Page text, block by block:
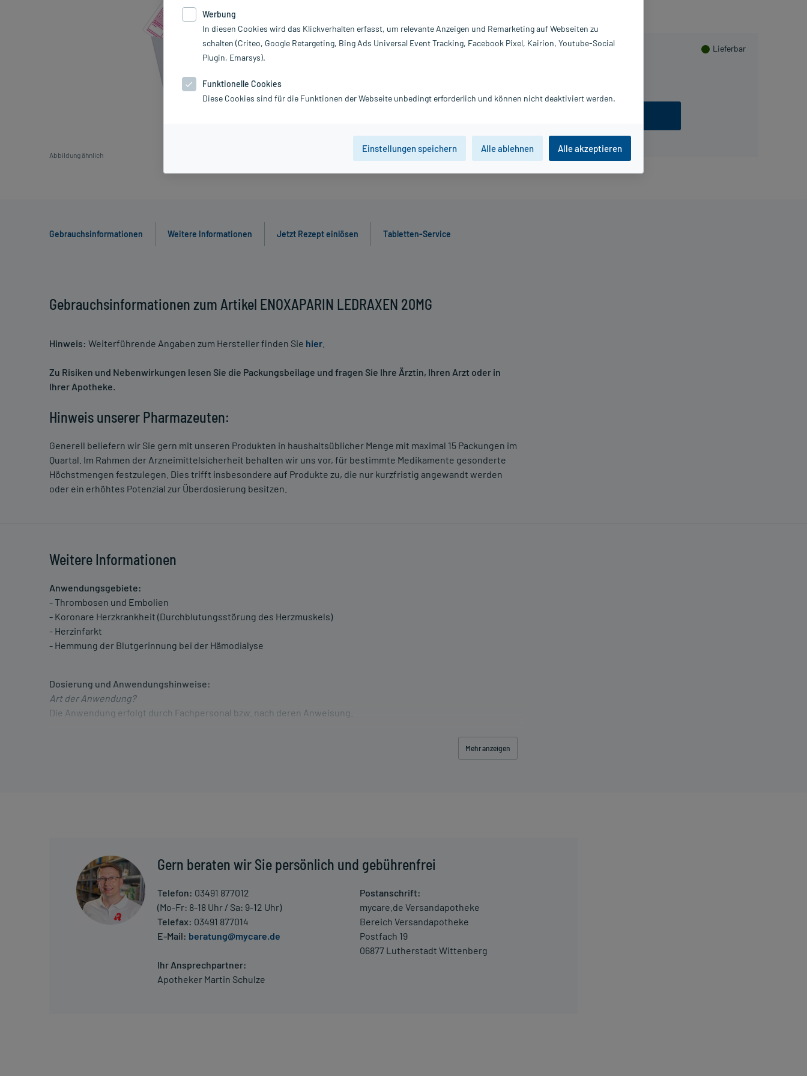
Abbildung ähnlich
Lieferbar
Gebrauchsinformationen Weitere Informationen Jetzt Rezept einlösen Tabletten-Service
Gebrauchsinformationen zum Artikel ENOXAPARIN LEDRAXEN 20MG
Hinweis: Weiterführende Angaben zum Hersteller finden Sie hier
Zu Risiken und Nebenwirkungen lesen Sie die Packungsbeilage und fragen Sie Ihre Ärztin, Ihren Arzt oder in
Ihrer Apotheke.
Hinweis unserer Pharmazeuten:
Generell beliefern wir Sie gern mit unseren Produkten in haushaltsüblicher Menge mit maximal 15 Packungen im
Quartal. Im Rahmen der Arzneimittelsicherheit behalten wir uns vor, für bestimmte Medikamente gesonderte
Höchstmengen festzulegen. Dies trifft insbesondere auf Produkte zu, die nur kurzfristig angewandt werden
oder ein erhöhtes Potenzial zur Überdosierung besitzen.
Weitere Informationen
Anwendungsgebiete:
- Thrombosen und Embolien
- Koronare Herzkrankheit (Durchblutungsstörung des Herzmuskels)
- Herzinfarkt
- Hemmung der Blutgerinnung bei der Hämodialyse
Dosierung und Anwendungshinweise:
Art der Anwendung?
Die Anwendung erfolgt durch Fachpersonal bzw. nach deren Anweisung.
Die Anwendungsdauer richtet sich nach Art der Beschwerde und/oder Dauer der Erkrankung und wird deshalb
Generell gilt: Achten Sie vor allem bei Säuglingen, Kleinkindern und älteren Menschen auf eine gewissenhafte
Dosierung. Im Zweifelsfalle fragen Sie Ihren Arzt oder Apotheker nach etwaigen Auswirkungen oder
Vorsichtsmaßnahmen.
Eine vom Arzt verordnete Dosierung kann von den Angaben der Packungsbeilage abweichen. Da der Arzt sie
individuell abstimmt, sollten Sie das Arzneimittel daher nach seinen Anweisungen anwenden.
Mehr anzeigen
Gern beraten wir Sie persönlich und gebührenfrei
Telefon: 03491 877012
(Mo-Fr: 8-18 Uhr / Sa: 9-12 Uhr)
Telefax: 03491 877014
E-Mail: beratung@mycare.de
Ihr Ansprechpartner:
Apotheker Martin Schulze
Postanschrift:
mycare.de Versandapotheke
Bereich Versandapotheke
Postfach 19
06877 Lutherstadt Wittenberg
Werbung
In diesen Cookies wird das Klickverhalten erfasst, um relevante Anzeigen und Remarketing auf Webseiten zu
schalten (Criteo, Google Retargeting, Bing Ads Universal Event Tracking, Facebook Pixel, Kairion, Youtube-Social
Plugin, Emarsys).
Funktionelle Cookies
Diese Cookies sind für die Funktionen der Webseite unbedingt erforderlich und können nicht deaktiviert werden.
Einstellungen speichern Alle ablehnen Alle akzeptieren